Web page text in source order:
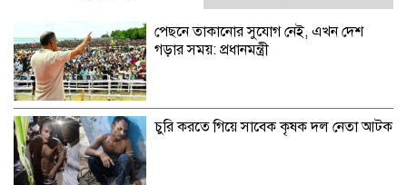
পেছনে তাকানোর সুযোগ নেই, এখন দেশ
গড়ার সময়: প্রধানমন্ত্রী
চুরি করতে গিয়ে সাবেক কৃষক দল নেতা আটক